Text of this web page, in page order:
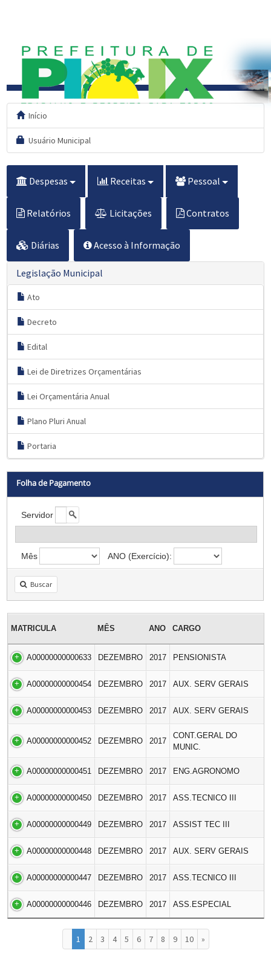
Início
Usuário Municipal
Despesas Receitas Pessoal
Relatórios Licitações Contratos
Diárias Acesso à Informação
Legislação Municipal
Ato
Decreto
Edital
Lei de Diretrizes Orçamentárias
Lei Orçamentária Anual
Plano Pluri Anual
Portaria
Folha de Pagamento
Servidor
Mês ANO (Exercício):
Buscar
MATRICULA MÊS ANO CARGO
A00000000000633 DEZEMBRO 2017 PENSIONISTA
A00000000000454 DEZEMBRO 2017 AUX. SERV GERAIS
A00000000000453 DEZEMBRO 2017 AUX. SERV GERAIS
A00000000000452 DEZEMBRO 2017
CONT.GERAL DO
MUNIC.
A00000000000451 DEZEMBRO 2017 ENG.AGRONOMO
A00000000000450 DEZEMBRO 2017 ASS.TECNICO III
A00000000000449 DEZEMBRO 2017 ASSIST TEC III
A00000000000448 DEZEMBRO 2017 AUX. SERV GERAIS
A00000000000447 DEZEMBRO 2017 ASS.TECNICO III
A00000000000446 DEZEMBRO 2017 ASS.ESPECIAL
1 2 3 4 5 6 7 8 9 10 »